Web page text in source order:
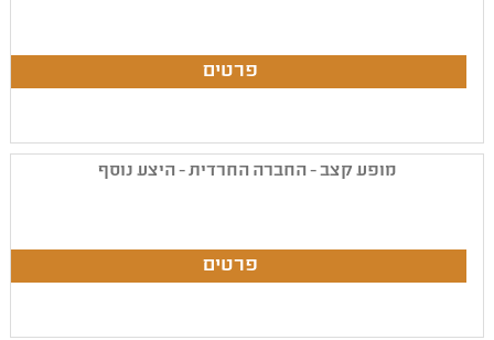
מופע קצב - החברה החרדית - היצע נוסף